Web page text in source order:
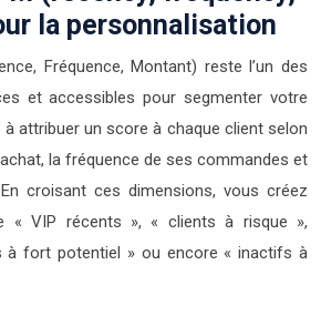
la personnalisation
Fréquence, Montant) reste l’un des
et accessibles pour segmenter votre
attribuer un score à chaque client selon
la fréquence de ses commandes et
croisant ces dimensions, vous créez
« VIP récents », « clients à risque »,
à fort potentiel » ou encore « inactifs à